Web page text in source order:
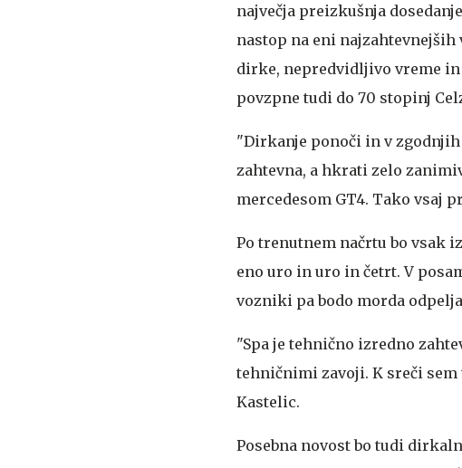
največja preizkušnja
nastop na eni
dirke, nepredvidljivo vreme
povzpne tudi do 70 stopinj
"Dirkanje ponoči in v
zahtevna, a hkrati zelo
mercedesom GT4. Tako vsaj
Po trenutnem načrtu bo vsak
eno uro in uro in četrt. V
vozniki pa bodo morda
"Spa je tehnično izredno
tehničnimi zavoji. K sreči
Kastelic.
Posebna novost bo tudi